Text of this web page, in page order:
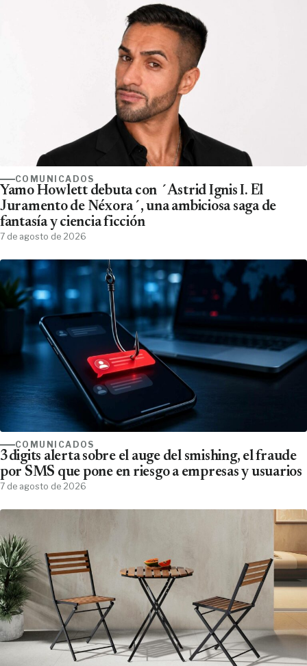
COMUNICADOS
Yamo Howlett debuta con ´Astrid Ignis I. El
Juramento de Néxora´, una ambiciosa saga de
fantasía y ciencia ficción
7 de agosto de 2026
COMUNICADOS
3digits alerta sobre el auge del smishing, el fraude
por SMS que pone en riesgo a empresas y usuarios
7 de agosto de 2026